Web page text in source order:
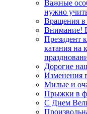
Важные
нужно
Вращения в
Внимание!
Президент
катания на
Дорогие
Изменения
Милые и
Прыжки в
С Днем